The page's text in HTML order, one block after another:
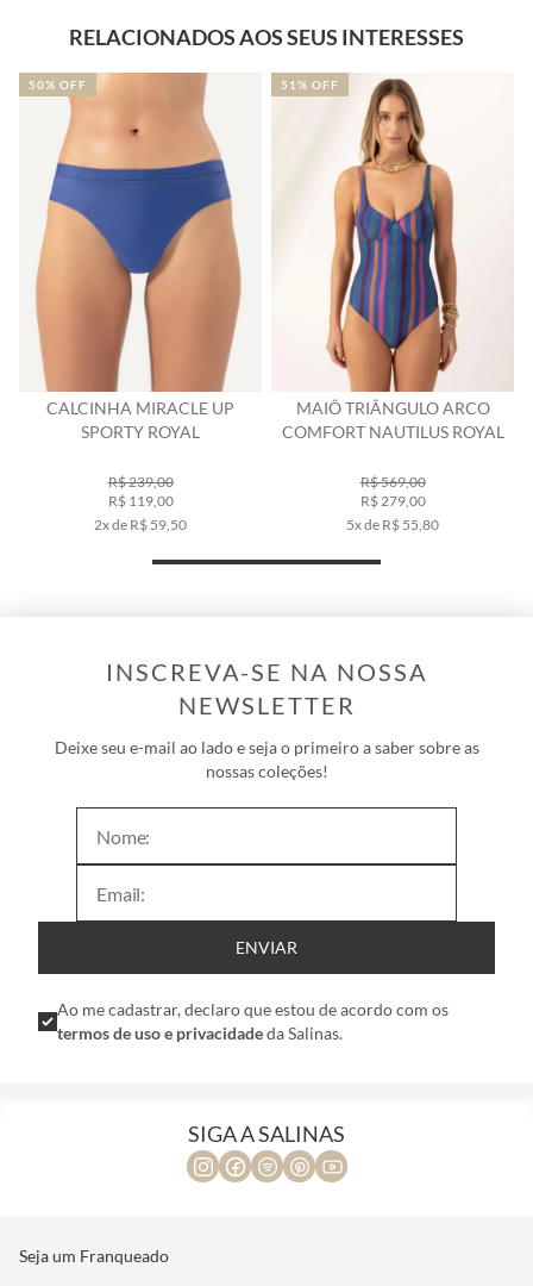
RELACIONADOS AOS SEUS INTERESSES
CALCINHA MIRACLE UP
SPORTY ROYAL
R$ 239,00
R$ 119,00
2x de R$ 59,50
50% OFF
MAIÔ TRIÂNGULO ARCO
COMFORT NAUTILUS ROYAL
R$ 569,00
R$ 279,00
5x de R$ 55,80
51% OFF
INSCREVA-SE NA NOSSA
NEWSLETTER
Deixe seu e-mail ao lado e seja o primeiro a saber sobre as
nossas coleções!
ENVIAR
Ao me cadastrar, declaro que estou de acordo com os
termos de uso e privacidadeda Salinas.
SIGA A SALINAS
Seja um Franqueado